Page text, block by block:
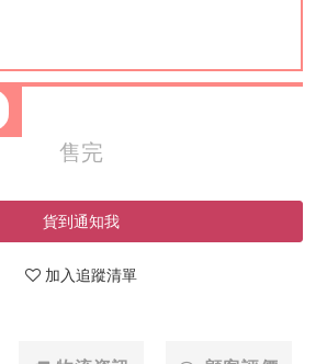
售完
貨到通知我
加入追蹤清單